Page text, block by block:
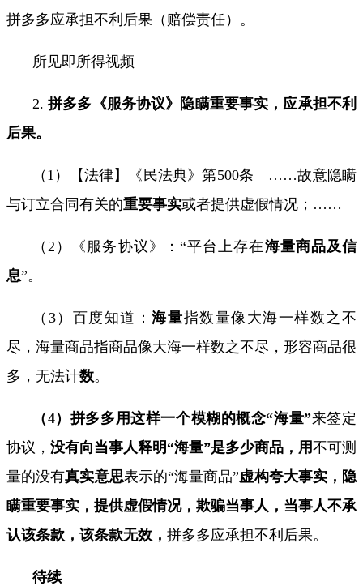
拼多多应承担不利后果（赔偿责任）。
所见即所得视频
2.拼多多《服务协议》隐瞒重要事实，应承担不利
后果。
（ 1 ）【法律】《民法典》第500条 ……故意隐瞒
与订立合同有关的重要事实或者提供虚假情况； ……
（ 2 ）《服务协议》： “平台上存在海量商品及信
息”。
（ 3）百度知道：海量指数量像大海一样数之不
尽 ，海量商品指商品像大海一样数之不尽，形容商品很
多，无法计数。
（4）拼多多用这样一个模糊的概念“海量”来签定
协议， 没有向当事人释明“海量”是多少商品，用不可测
量的没有真实意思表示的“海量商品”虚构夸大事实，隐
瞒重要事实，提供虚假情况，欺骗当事人，当事人不承
认该条款，该条款无效， 拼多多应承担不利后果。
待续